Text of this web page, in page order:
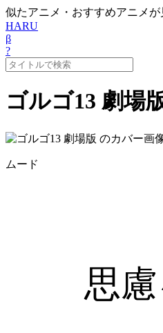
似たアニメ・おすすめアニメが
HARU
β
?
ゴルゴ13 劇場
ムード
思